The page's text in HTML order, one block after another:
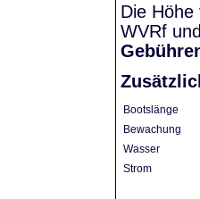
Die
WVRf
Bootslänge
Bewachung
Wasser
Strom